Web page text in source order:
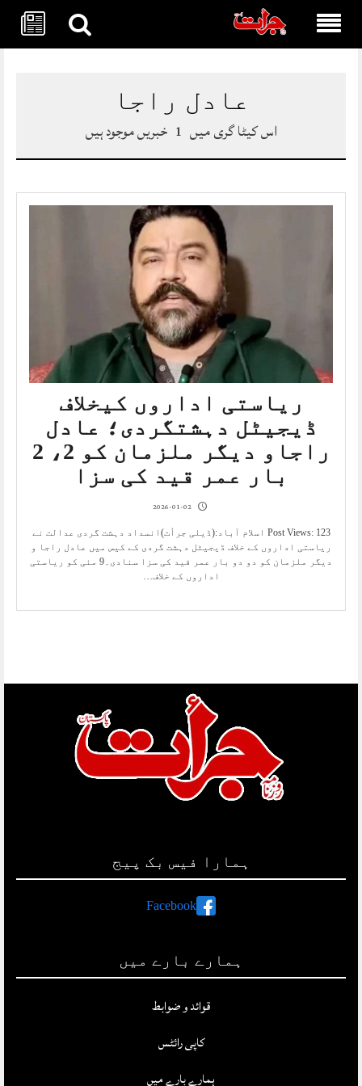
عادل راجا
اس کیٹا گری میں 1 خبریں موجود ہیں
ریاستی اداروں کیخلاف
ڈیجیٹل دہشتگردی؛ عادل
راجاو دیگر ملزمان کو 2، 2
بار عمر قید کی سزا
2026-01-02
Post Views: 123 اسلام آباد:(ڈیلی جرأت)انسداد دہشت گردی عدالت نے
ریاستی اداروں کے خلاف ڈیجیٹل دہشت گردی کے کیس میں عادل راجا و
دیگر ملزمان کو دو دو بار عمر قید کی سزا سنادی۔9 مئی کو ریاستی
اداروں کے خلاف…
ہمارا فیس بک پیج
Facebook
ہمارے بارے میں
قوائد و ضوابط
کاپی رائٹس
ہمارے بارے میں